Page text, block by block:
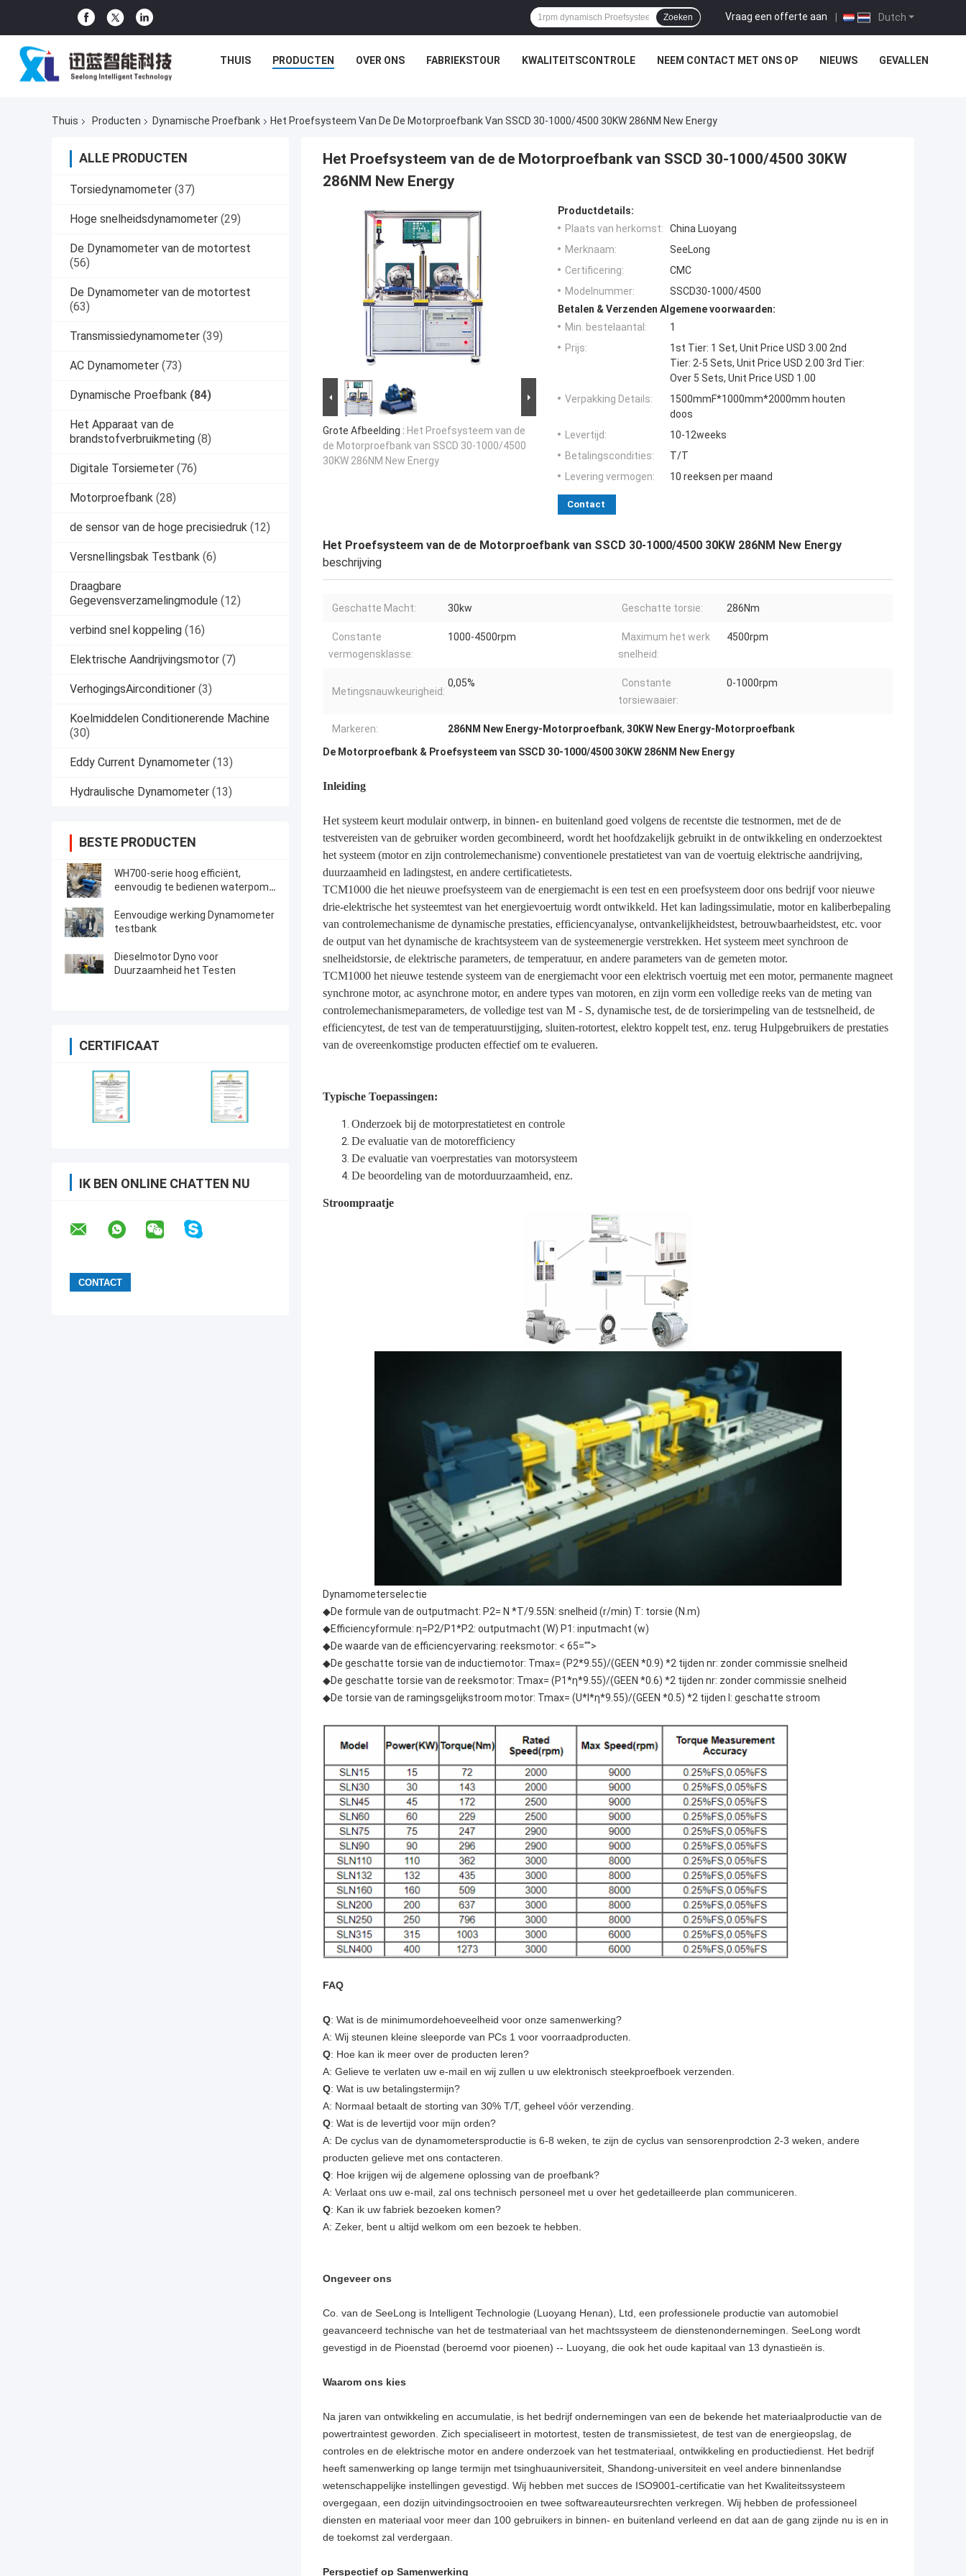
Dutch
Vraag een offerte aan |
Zoeken
THUIS PRODUCTEN OVER ONS FABRIEKSTOUR KWALITEITSCONTROLE NEEM CONTACT MET ONS OP NIEUWS GEVALLEN
Thuis Producten Dynamische Proefbank Het Proefsysteem Van De De Motorproefbank Van SSCD 30-1000/4500 30KW 286NM New Energy
ALLE PRODUCTEN
Torsiedynamometer (37)
Hoge snelheidsdynamometer (29)
De Dynamometer van de motortest
(56)
De Dynamometer van de motortest
(63)
Transmissiedynamometer (39)
AC Dynamometer (73)
Dynamische Proefbank (84)
Het Apparaat van de
brandstofverbruikmeting (8)
Digitale Torsiemeter (76)
Motorproefbank (28)
de sensor van de hoge precisiedruk (12)
Versnellingsbak Testbank (6)
Draagbare
Gegevensverzamelingmodule (12)
verbind snel koppeling (16)
Elektrische Aandrijvingsmotor (7)
VerhogingsAirconditioner (3)
Koelmiddelen Conditionerende Machine
(30)
Eddy Current Dynamometer (13)
Hydraulische Dynamometer (13)
BESTE PRODUCTEN
WH700-serie hoog efficiënt,
eenvoudig te bedienen waterpomp
Eenvoudige werking Dynamometer
testbank
Dieselmotor Dyno voor
Duurzaamheid het Testen
CERTIFICAAT
IK BEN ONLINE CHATTEN NU
Het Proefsysteem van de de Motorproefbank van SSCD 30-1000/4500 30KW
286NM New Energy
Grote Afbeelding : Het Proefsysteem van de
de Motorproefbank van SSCD 30-1000/4500
30KW 286NM New Energy
Productdetails:
Plaats van herkomst:
China Luoyang
Merknaam:
SeeLong
Certificering:
CMC
Modelnummer:
SSCD30-1000/4500
Betalen & Verzenden Algemene voorwaarden:
Min. bestelaantal:
1
Prijs:
1st Tier: 1 Set, Unit Price USD 3.00 2nd
Tier: 2-5 Sets, Unit Price USD 2.00 3rd Tier:
Over 5 Sets, Unit Price USD 1.00
Verpakking Details:
1500mmF*1000mm*2000mm houten
doos
Levertijd:
10-12weeks
Betalingscondities:
T/T
Levering vermogen:
10 reeksen per maand
Contact
Het Proefsysteem van de de Motorproefbank van SSCD 30-1000/4500 30KW 286NM New Energy
beschrijving
Geschatte Macht: 30kw Geschatte torsie: 286Nm
Constante
vermogensklasse:
1000-4500rpm
Maximum het werk
snelheid:
4500rpm
Metingsnauwkeurigheid:
0,05%
Constante
torsiewaaier:
0-1000rpm
Markeren: 286NM New Energy-Motorproefbank, 30KW New Energy-Motorproefbank
De Motorproefbank & Proefsysteem van SSCD 30-1000/4500 30KW 286NM New Energy
Inleiding
Het systeem keurt modulair ontwerp, in binnen- en buitenland goed volgens de recentste die testnormen, met de de
testvereisten van de gebruiker worden gecombineerd, wordt het hoofdzakelijk gebruikt in de ontwikkeling en onderzoektest
het systeem (motor en zijn controlemechanisme) conventionele prestatietest van van de voertuig elektrische aandrijving,
duurzaamheid en ladingstest, en andere certificatietests.
TCM1000 die het nieuwe proefsysteem van de energiemacht is een test en een proefsysteem door ons bedrijf voor nieuwe
drie-elektrische het systeemtest van het energievoertuig wordt ontwikkeld. Het kan ladingssimulatie, motor en kaliberbepaling
van controlemechanisme de dynamische prestaties, efficiencyanalyse, ontvankelijkheidstest, betrouwbaarheidstest, etc. voor
de output van het dynamische de krachtsysteem van de systeemenergie verstrekken. Het systeem meet synchroon de
snelheidstorsie, de elektrische parameters, de temperatuur, en andere parameters van de gemeten motor.
TCM1000 het nieuwe testende systeem van de energiemacht voor een elektrisch voertuig met een motor, permanente magneet
synchrone motor, ac asynchrone motor, en andere types van motoren, en zijn vorm een volledige reeks van de meting van
controlemechanismeparameters, de volledige test van M ‐ S, dynamische test, de de torsierimpeling van de testsnelheid, de
efficiencytest, de test van de temperatuurstijging, sluiten-rotortest, elektro koppelt test, enz. terug Hulpgebruikers de prestaties
van de overeenkomstige producten effectief om te evalueren.
Typische Toepassingen:
Onderzoek bij de motorprestatietest en controle
De evaluatie van de motorefficiency
De evaluatie van voerprestaties van motorsysteem
De beoordeling van de motorduurzaamheid, enz.
Stroompraatje
Dynamometerselectie
◆De formule van de outputmacht: P2= N *T/9.55N: snelheid (r/min) T: torsie (N.m)
◆Efficiencyformule: η=P2/P1*P2: outputmacht (W) P1: inputmacht (w)
◆De waarde van de efficiencyervaring: reeksmotor: < 65="">
◆De geschatte torsie van de inductiemotor: Tmax= (P2*9.55)/(GEEN *0.9) *2 tijden nr: zonder commissie snelheid
◆De geschatte torsie van de reeksmotor: Tmax= (P1*η*9.55)/(GEEN *0.6) *2 tijden nr: zonder commissie snelheid
◆De torsie van de ramingsgelijkstroom motor: Tmax= (U*I*η*9.55)/(GEEN *0.5) *2 tijden I: geschatte stroom
FAQ
Q: Wat is de minimumordehoeveelheid voor onze samenwerking?
A: Wij steunen kleine sleeporde van PCs 1 voor voorraadproducten.
Q: Hoe kan ik meer over de producten leren?
A: Gelieve te verlaten uw e-mail en wij zullen u uw elektronisch steekproefboek verzenden.
Q: Wat is uw betalingstermijn?
A: Normaal betaalt de storting van 30% T/T, geheel vóór verzending.
Q: Wat is de levertijd voor mijn orden?
A: De cyclus van de dynamometersproductie is 6-8 weken, te zijn de cyclus van sensorenprodction 2-3 weken, andere
producten gelieve met ons contacteren.
Q: Hoe krijgen wij de algemene oplossing van de proefbank?
A: Verlaat ons uw e-mail, zal ons technisch personeel met u over het gedetailleerde plan communiceren.
Q: Kan ik uw fabriek bezoeken komen?
A: Zeker, bent u altijd welkom om een bezoek te hebben.
Ongeveer ons
Co. van de SeeLong is Intelligent Technologie (Luoyang Henan), Ltd, een professionele productie van automobiel
geavanceerd technische van het de testmateriaal van het machtssysteem de dienstenondernemingen. SeeLong wordt
gevestigd in de Pioenstad (beroemd voor pioenen) -- Luoyang, die ook het oude kapitaal van 13 dynastieën is.
Waarom ons kies
Na jaren van ontwikkeling en accumulatie, is het bedrijf ondernemingen van een de bekende het materiaalproductie van de
powertraintest geworden. Zich specialiseert in motortest, testen de transmissietest, de test van de energieopslag, de
controles en de elektrische motor en andere onderzoek van het testmateriaal, ontwikkeling en productiedienst. Het bedrijf
heeft samenwerking op lange termijn met tsinghuauniversiteit, Shandong-universiteit en veel andere binnenlandse
wetenschappelijke instellingen gevestigd. Wij hebben met succes de ISO9001-certificatie van het Kwaliteitssysteem
overgegaan, een dozijn uitvindingsoctrooien en twee softwareauteursrechten verkregen. Wij hebben de professioneel
diensten en materiaal voor meer dan 100 gebruikers in binnen- en buitenland verleend en dat aan de gang zijnde nu is en in
de toekomst zal verdergaan.
Perspectief op Samenwerking